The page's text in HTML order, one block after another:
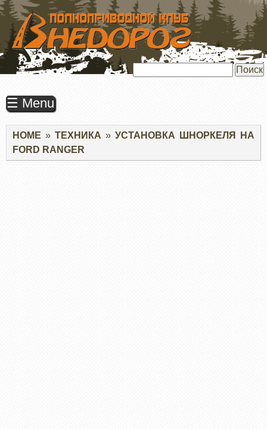
ПЕРЕЙТИ
ОСНОВНОМУ
СОДЕРЖАНИЮ
☰ Menu
Строка
навигации
HOME ТЕХНИКА
УСТАНОВКА ШНОРКЕЛЯ НА
FORD RANGER